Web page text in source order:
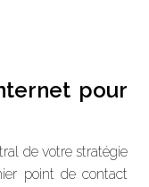
pour
de votre stratégie
point de contact